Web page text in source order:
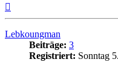
Lebkoungman
Beiträge: 3
Registriert: Sonntag